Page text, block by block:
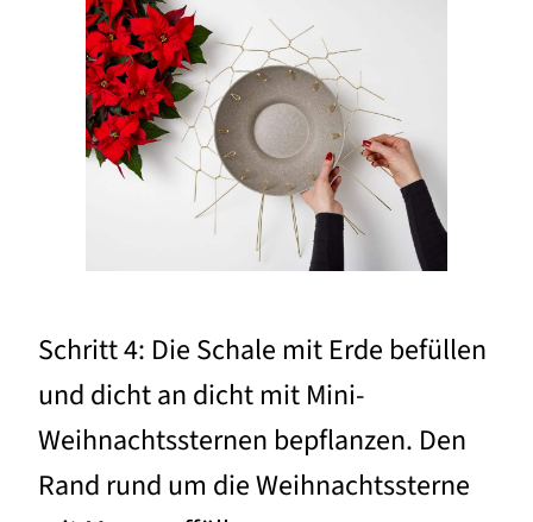
Schritt 4: Die Schale mit Erde befüllen
und dicht an dicht mit Mini-
Weihnachtssternen bepflanzen. Den
Rand rund um die Weihnachtssterne